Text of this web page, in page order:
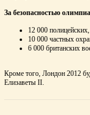
За безопасностью
12 000 полицейских,
10 000 частных
6 000 британских
Кроме того, Лондон 2012
Елизаветы II.